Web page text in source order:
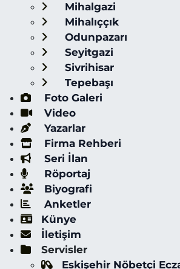
Mihalgazi
Mihalıççık
Odunpazarı
Seyitgazi
Sivrihisar
Tepebaşı
Foto Galeri
Video
Yazarlar
Firma Rehberi
Seri İlan
Röportaj
Biyografi
Anketler
Künye
İletişim
Servisler
Eskişehir Nöbetçi